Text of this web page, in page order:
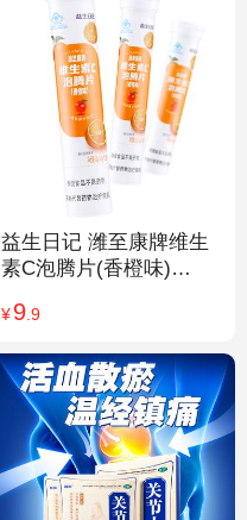
益生日记 潍至康牌维生
素C泡腾片(香橙味)
¥9.9